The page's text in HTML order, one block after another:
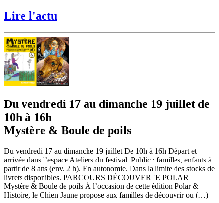
Lire l'actu
Du vendredi 17 au dimanche 19 juillet de
10h à 16h
Mystère & Boule de poils
Du vendredi 17 au dimanche 19 juillet De 10h à 16h Départ et
arrivée dans l’espace Ateliers du festival. Public : familles, enfants à
partir de 8 ans (env. 2 h). En autonomie. Dans la limite des stocks de
livrets disponibles. PARCOURS DÉCOUVERTE POLAR
Mystère & Boule de poils À l’occasion de cette édition Polar &
Histoire, le Chien Jaune propose aux familles de découvrir ou (…)